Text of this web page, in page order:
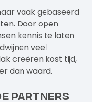
vaak gebaseerd
Door open
kennis te laten
veel
creëren kost tijd,
dan waard.
partners